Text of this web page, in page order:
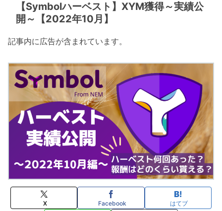
【Symbolハーベスト】XYM獲得～実績公
開～【2022年10月】
記事内に広告が含まれています。
X Facebook はてブ